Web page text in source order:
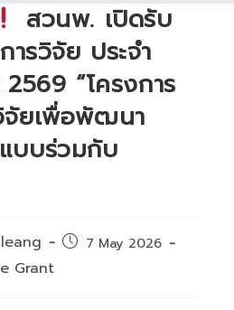
สวนพ. เปิดรับ
ารวิจัย ประจำ
“โครงการ
ยเพื่อพัฒนา
บร่วมกับ
Post7 May 2026
Grant